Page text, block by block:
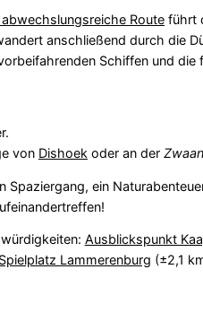
abwechslungsreiche Routeführt
anschließend durch die
Schiffen und die
von Dishoek oder an der
ein
Ausblickspunkt
Spielplatz Lammerenburg (±2,1